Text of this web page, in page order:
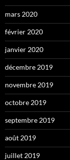
mars 2020
février 2020
janvier 2020
décembre 2019
novembre 2019
octobre 2019
septembre 2019
août 2019
juillet 2019